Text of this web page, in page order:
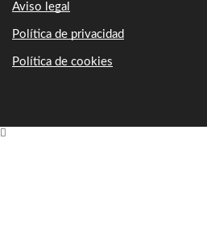
Aviso legal
Política de privacidad
Política de cookies